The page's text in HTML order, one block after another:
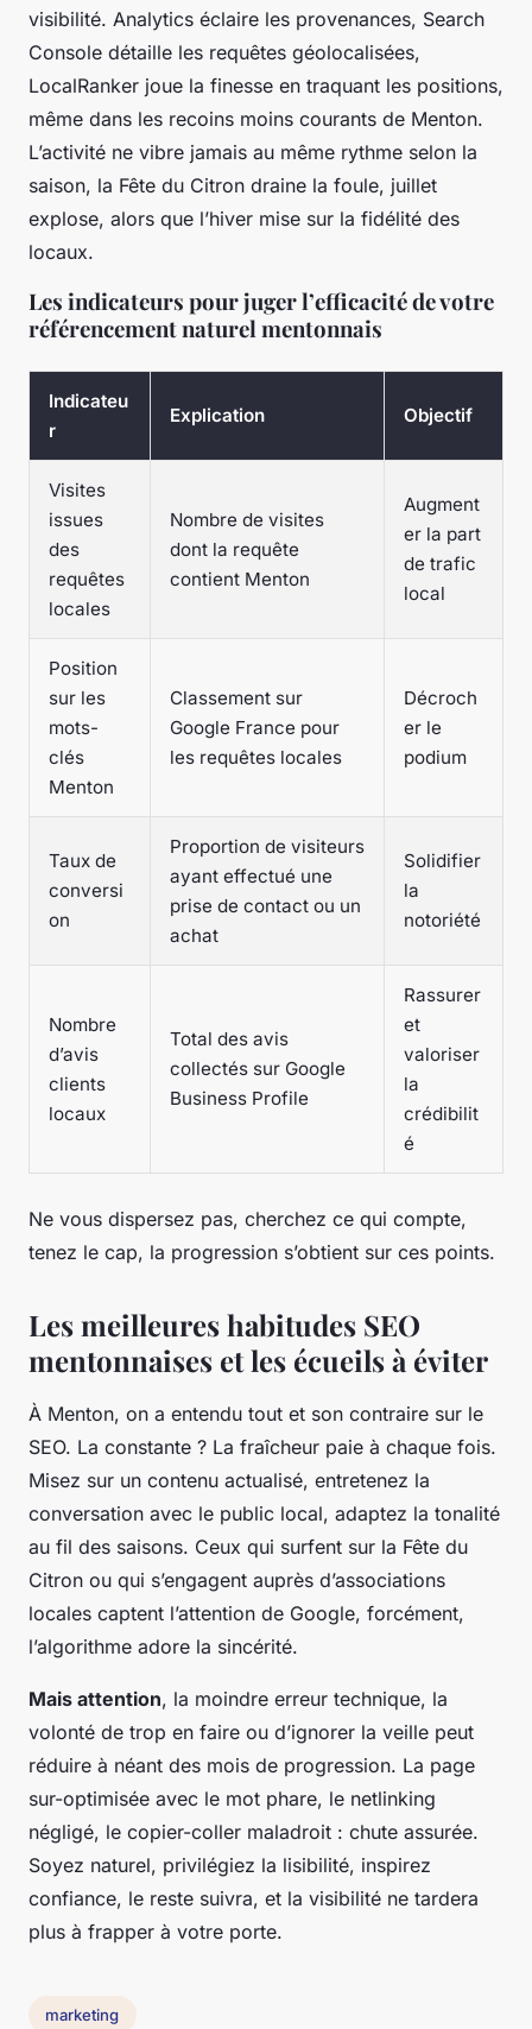
visibilité. Analytics éclaire les provenances, Search
Console détaille les requêtes géolocalisées,
LocalRanker joue la finesse en traquant les positions,
même dans les recoins moins courants de Menton.
L’activité ne vibre jamais au même rythme selon la
saison, la Fête du Citron draine la foule, juillet
explose, alors que l’hiver mise sur la fidélité des
locaux.
Les indicateurs pour juger l’efficacité de votre
référencement naturel mentonnais
Indicateu
r
Explication Objectif
Visites
issues
des
requêtes
locales
Nombre de visites
dont la requête
contient Menton
Augment
er la part
de trafic
local
Position
sur les
mots-
clés
Menton
Classement sur
Google France pour
les requêtes locales
Décroch
er le
podium
Taux de
conversi
on
Proportion de visiteurs
ayant effectué une
prise de contact ou un
achat
Solidifier
la
notoriété
Nombre
d’avis
clients
locaux
Total des avis
collectés sur Google
Business Profile
Rassurer
et
valoriser
la
crédibilit
é
Ne vous dispersez pas, cherchez ce qui compte,
tenez le cap, la progression s’obtient sur ces points.
Les meilleures habitudes SEO
mentonnaises et les écueils à éviter
À Menton, on a entendu tout et son contraire sur le
SEO. La constante ? La fraîcheur paie à chaque fois.
Misez sur un contenu actualisé, entretenez la
conversation avec le public local, adaptez la tonalité
au fil des saisons. Ceux qui surfent sur la Fête du
Citron ou qui s’engagent auprès d’associations
locales captent l’attention de Google, forcément,
l’algorithme adore la sincérité.
Mais attention, la moindre erreur technique, la
volonté de trop en faire ou d’ignorer la veille peut
réduire à néant des mois de progression. La page
sur-optimisée avec le mot phare, le netlinking
négligé, le copier-coller maladroit : chute assurée.
Soyez naturel, privilégiez la lisibilité, inspirez
confiance, le reste suivra, et la visibilité ne tardera
plus à frapper à votre porte.
marketing